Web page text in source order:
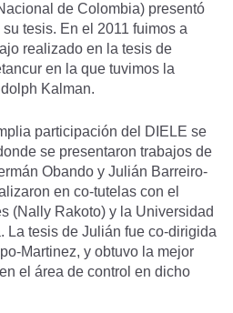
de Colombia) presentó
tesis. En el 2011 fuimos a
realizado en la tesis de
en la que tuvimos la
Kalman.
participación del DIELE se
se presentaron trabajos de
Obando y Julián Barreiro-
en co-tutelas con el
(Nally Rakoto) y la Universidad
La tesis de Julián fue co-dirigida
Martinez, y obtuvo la mejor
el área de control en dicho